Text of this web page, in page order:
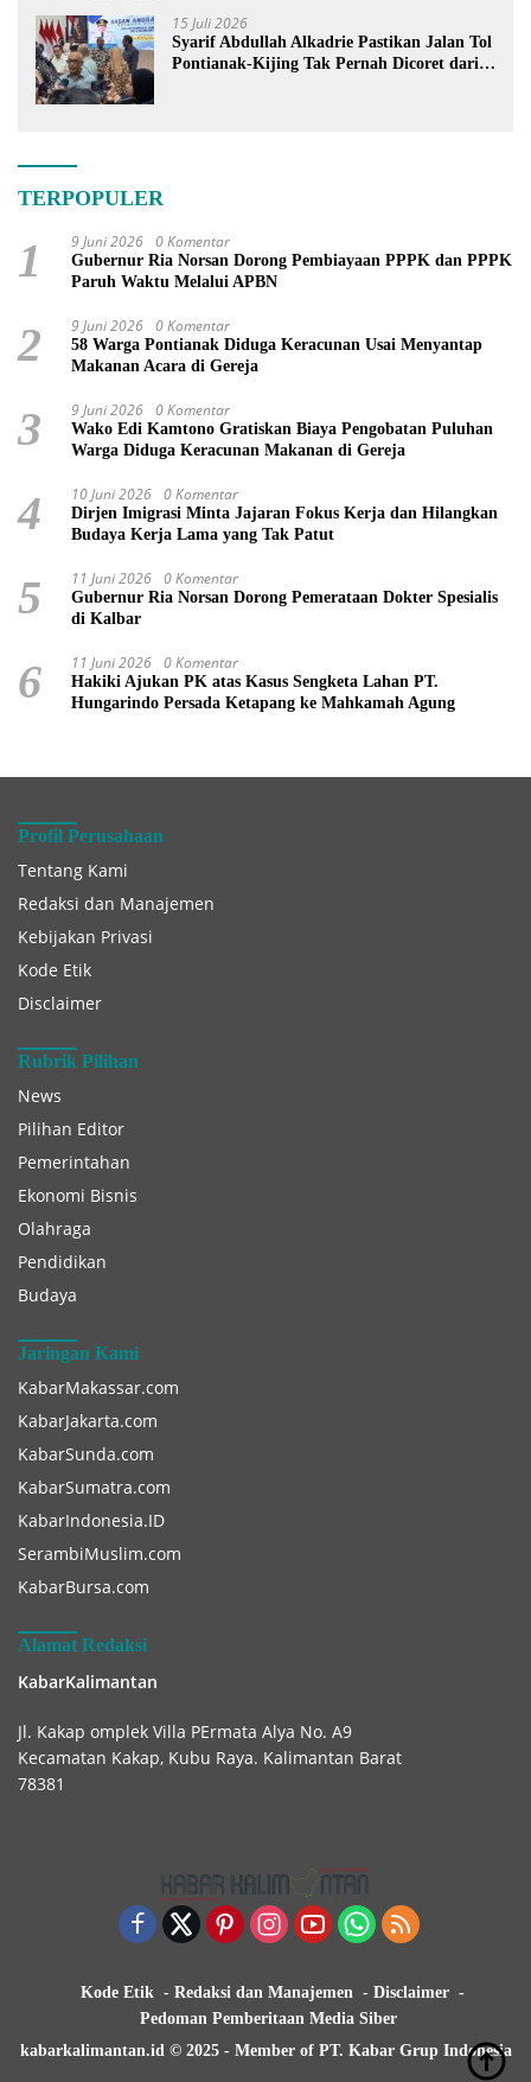
15 Juli 2026
Syarif Abdullah Alkadrie Pastikan Jalan Tol
Pontianak-Kijing Tak Pernah Dicoret dari
TERPOPULER
1 9 Juni 2026 0 Komentar
Gubernur Ria Norsan Dorong Pembiayaan PPPK dan PPPK
Paruh Waktu Melalui APBN
2 9 Juni 2026 0 Komentar
58 Warga Pontianak Diduga Keracunan Usai Menyantap
Makanan Acara di Gereja
3 9 Juni 2026 0 Komentar
Wako Edi Kamtono Gratiskan Biaya Pengobatan Puluhan
Warga Diduga Keracunan Makanan di Gereja
4 10 Juni 2026 0 Komentar
Dirjen Imigrasi Minta Jajaran Fokus Kerja dan Hilangkan
Budaya Kerja Lama yang Tak Patut
5 11 Juni 2026 0 Komentar
Gubernur Ria Norsan Dorong Pemerataan Dokter Spesialis
di Kalbar
6 11 Juni 2026 0 Komentar
Hakiki Ajukan PK atas Kasus Sengketa Lahan PT.
Hungarindo Persada Ketapang ke Mahkamah Agung
Profil Perusahaan
Tentang Kami
Redaksi dan Manajemen
Kebijakan Privasi
Kode Etik
Disclaimer
Rubrik Pilihan
News
Pilihan Editor
Pemerintahan
Ekonomi Bisnis
Olahraga
Pendidikan
Budaya
Jaringan Kami
KabarMakassar.com
KabarJakarta.com
KabarSunda.com
KabarSumatra.com
KabarIndonesia.ID
SerambiMuslim.com
KabarBursa.com
Alamat Redaksi
KabarKalimantan
Jl. Kakap omplek Villa PErmata Alya No. A9
Kecamatan Kakap, Kubu Raya. Kalimantan Barat
78381
Kode Etik Redaksi dan Manajemen
Disclaimer
Pedoman Pemberitaan Media Siber
kabarkalimantan.id © 2025 - Member of PT. Kabar Grup Indonesia